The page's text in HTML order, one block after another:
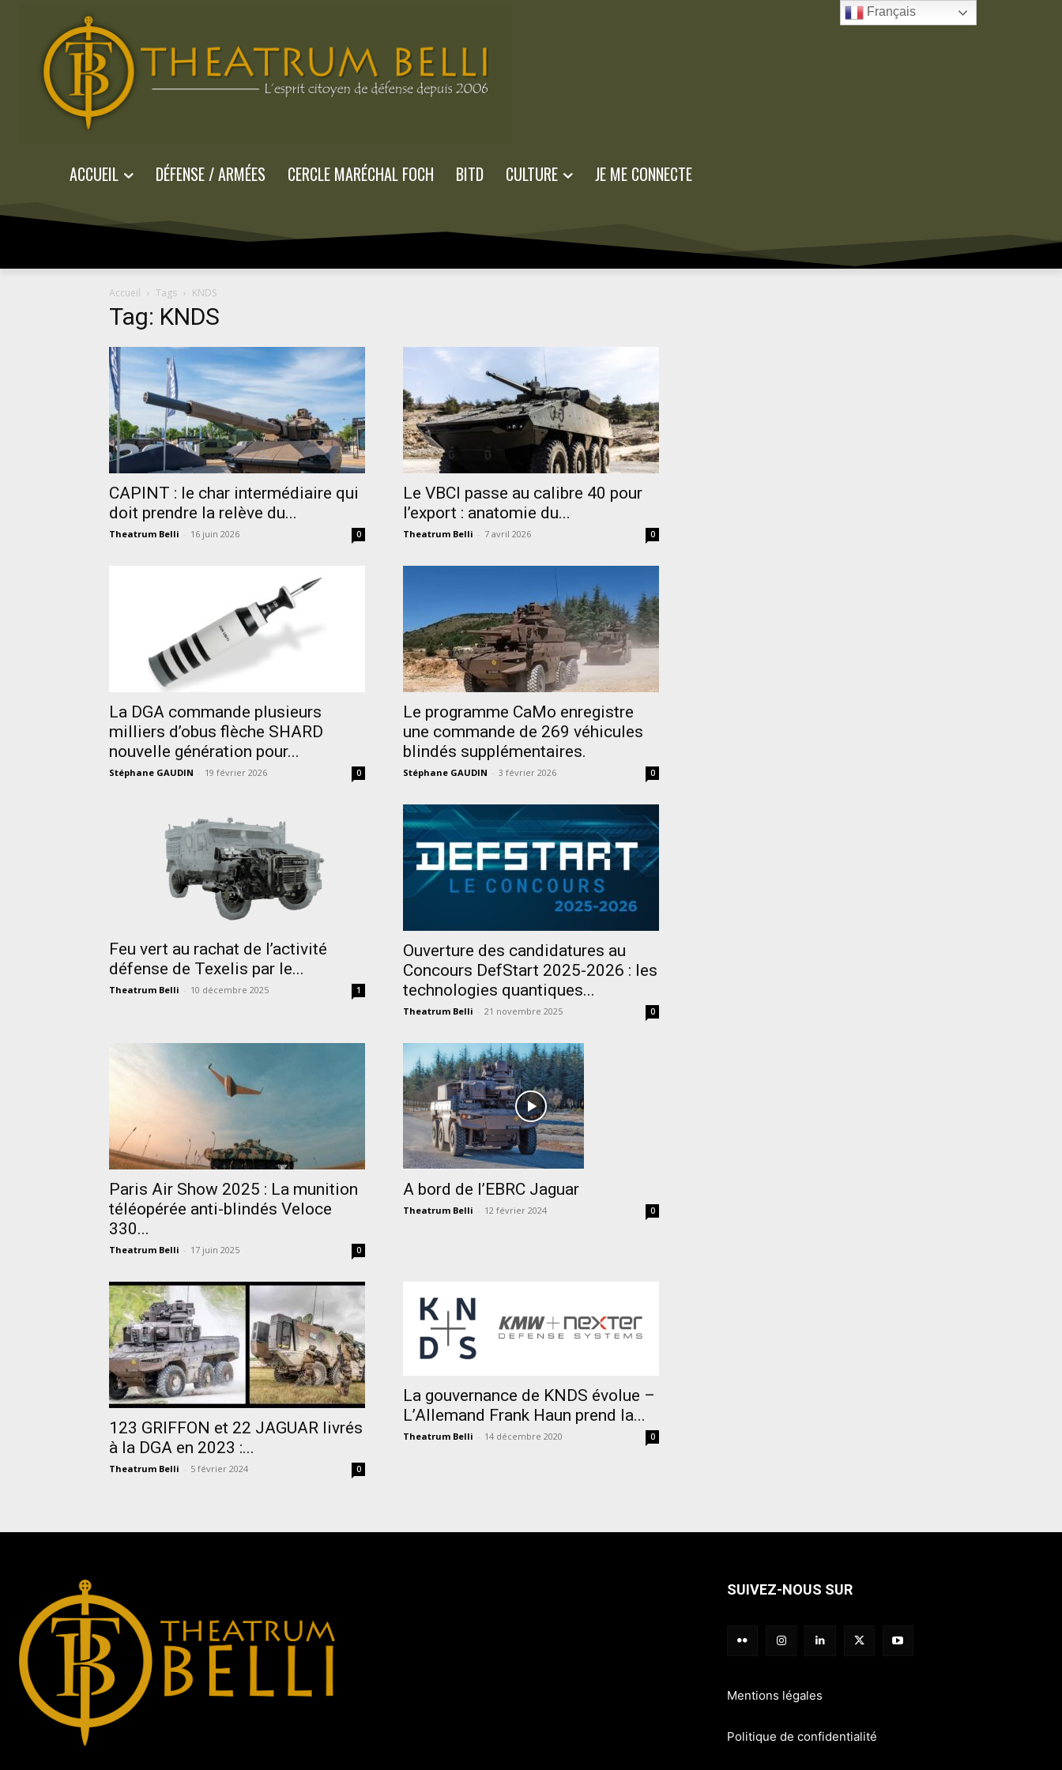
ACCUEIL DÉFENSE / ARMÉES CERCLE MARÉCHAL FOCH BITD CULTURE JE ME CONNECTE
Accueil Tags KNDS
Tag: KNDS
CAPINT : le char intermédiaire qui
doit prendre la relève du...
Theatrum Belli - 16 juin 2026 0
Le VBCI passe au calibre 40 pour
l’export : anatomie du...
Theatrum Belli - 7 avril 2026 0
La DGA commande plusieurs
milliers d’obus flèche SHARD
nouvelle génération pour...
Stéphane GAUDIN - 19 février 2026 0
Le programme CaMo enregistre
une commande de 269 véhicules
blindés supplémentaires.
Stéphane GAUDIN - 3 février 2026 0
Feu vert au rachat de l’activité
défense de Texelis par le...
Theatrum Belli - 10 décembre 2025 1
Ouverture des candidatures au
Concours DefStart 2025-2026 : les
technologies quantiques...
Theatrum Belli - 21 novembre 2025 0
Paris Air Show 2025 : La munition
téléopérée anti-blindés Veloce
330...
Theatrum Belli - 17 juin 2025 0
A bord de l’EBRC Jaguar
Theatrum Belli - 12 février 2024 0
123 GRIFFON et 22 JAGUAR livrés
à la DGA en 2023 :...
Theatrum Belli - 5 février 2024 0
La gouvernance de KNDS évolue –
L’Allemand Frank Haun prend la...
Theatrum Belli - 14 décembre 2020 0
SUIVEZ-NOUS SUR
Mentions légales
Politique de confidentialité
Français